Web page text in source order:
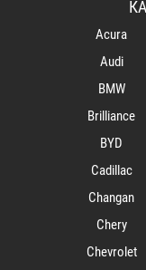
Acura
Audi
BMW
Brilliance
BYD
Cadillac
Changan
Chery
Chevrolet